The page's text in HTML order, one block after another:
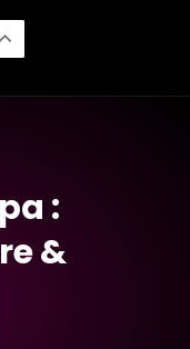
:
&